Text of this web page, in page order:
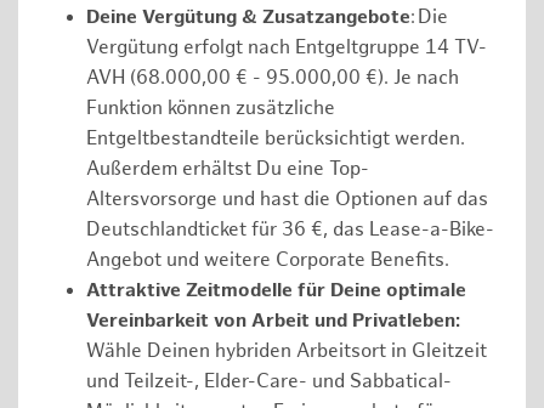
Deine Vergütung & Zusatzangebote: Die
Vergütung erfolgt nach Entgeltgruppe 14 TV-
AVH (68.000,00 € - 95.000,00 €). Je nach
Funktion können zusätzliche
Entgeltbestandteile berücksichtigt werden.
Außerdem erhältst Du eine Top-
Altersvorsorge und hast die Optionen auf das
Deutschlandticket für 36 €, das Lease-a-Bike-
Angebot und weitere Corporate Benefits.
Attraktive Zeitmodelle für Deine optimale
Vereinbarkeit von Arbeit und Privatleben:
Wähle Deinen hybriden Arbeitsort in Gleitzeit
und Teilzeit-, Elder-Care- und Sabbatical-